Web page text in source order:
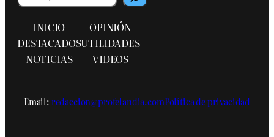
INICIO
DESTACADOS
NOTICIAS
OPINIÓN
UTILIDADES
VIDEOS
Email:redaccion@profelandia.comPolítica de privacidad